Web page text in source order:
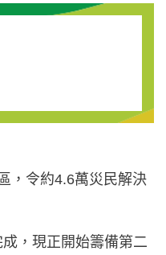
，令約4.6萬災民解決
，現正開始籌備第二